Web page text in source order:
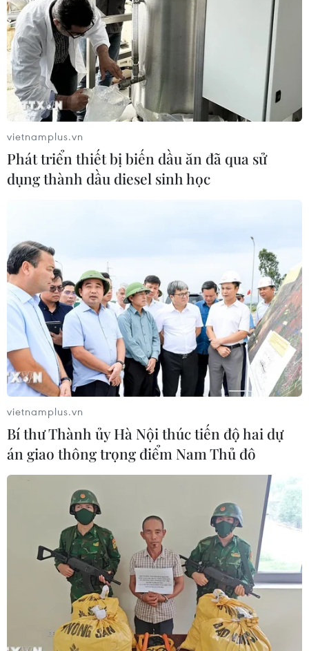
vietnamplus.vn
Phát triển thiết bị biến dầu ăn đã qua sử
dụng thành dầu diesel sinh học
vietnamplus.vn
Bí thư Thành ủy Hà Nội thúc tiến độ hai dự
án giao thông trọng điểm Nam Thủ đô